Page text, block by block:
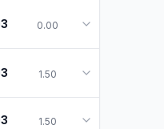
3 0.00
3 1.50
3 1.50